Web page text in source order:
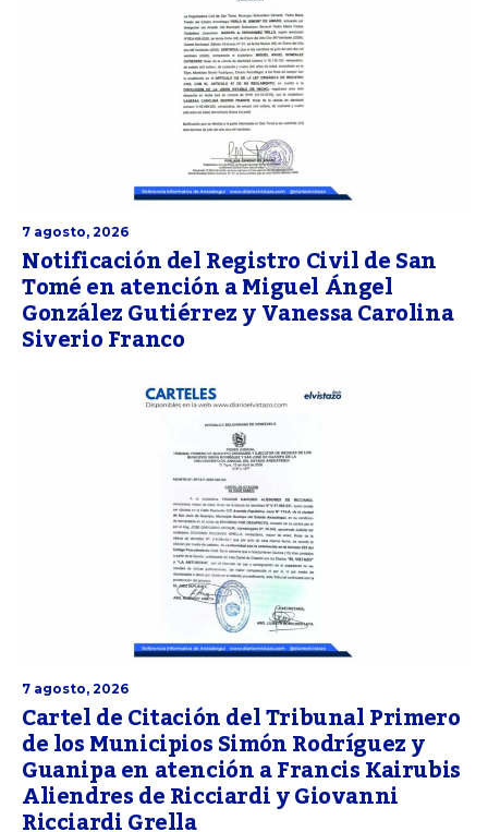
7 agosto, 2026
Notificación del Registro Civil de San
Tomé en atención a Miguel Ángel
González Gutiérrez y Vanessa Carolina
Siverio Franco
7 agosto, 2026
Cartel de Citación del Tribunal Primero
de los Municipios Simón Rodríguez y
Guanipa en atención a Francis Kairubis
Aliendres de Ricciardi y Giovanni